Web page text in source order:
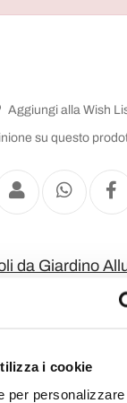
i cookie
per
Aggiungi alla Wish
su questo
da Giardino